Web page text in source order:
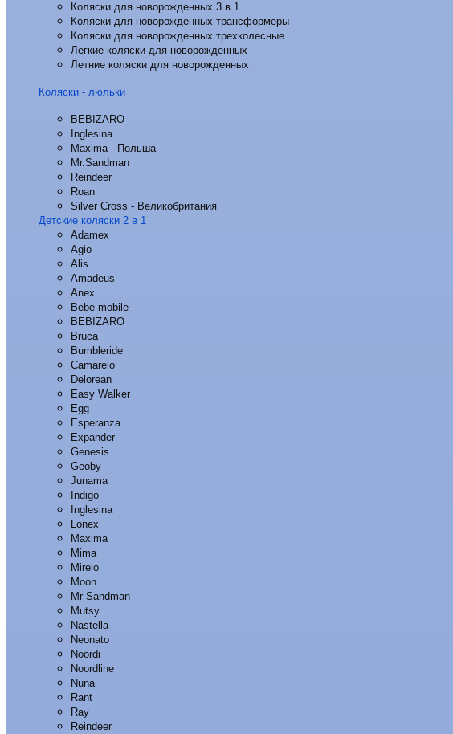
Коляски для новорожденных 3 в 1
Коляски для новорожденных трансформеры
Коляски для новорожденных трехколесные
Легкие коляски для новорожденных
Летние коляски для новорожденных
Коляски - люльки
BEBIZARO
Inglesina
Maxima - Польша
Mr.Sandman
Reindeer
Roan
Silver Cross - Великобритания
Детские коляски 2 в 1
Adamex
Agio
Alis
Amadeus
Anex
Bebe-mobile
BEBIZARO
Bruca
Bumbleride
Camarelo
Delorean
Easy Walker
Egg
Esperanza
Expander
Genesis
Geoby
Junama
Indigo
Inglesina
Lonex
Maxima
Mima
Mirelo
Moon
Mr Sandman
Mutsy
Nastella
Neonato
Noordi
Noordline
Nuna
Rant
Ray
Reindeer